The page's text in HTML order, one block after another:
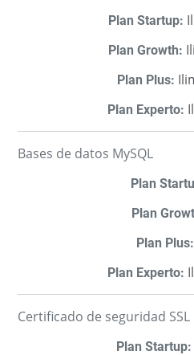
Bases de datos MySQL
Certificado de seguridad SSL